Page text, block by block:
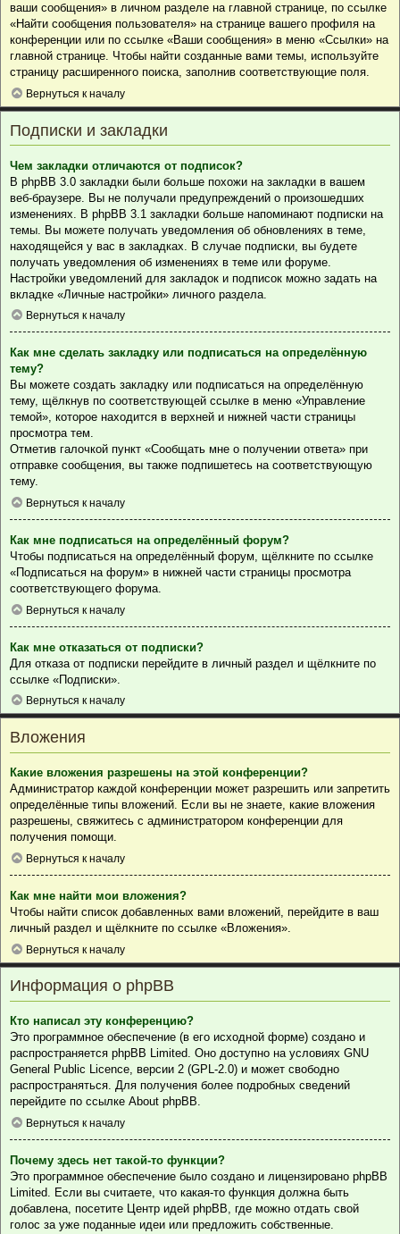
ваши сообщения» в личном разделе на главной странице, по ссылке
«Найти сообщения пользователя» на странице вашего профиля на
конференции или по ссылке «Ваши сообщения» в меню «Ссылки» на
главной странице. Чтобы найти созданные вами темы, используйте
страницу расширенного поиска, заполнив соответствующие поля.
Вернуться к началу
Подписки и закладки
Чем закладки отличаются от подписок?
В phpBB 3.0 закладки были больше похожи на закладки в вашем
веб-браузере. Вы не получали предупреждений о произошедших
изменениях. В phpBB 3.1 закладки больше напоминают подписки на
темы. Вы можете получать уведомления об обновлениях в теме,
находящейся у вас в закладках. В случае подписки, вы будете
получать уведомления об изменениях в теме или форуме.
Настройки уведомлений для закладок и подписок можно задать на
вкладке «Личные настройки» личного раздела.
Вернуться к началу
Как мне сделать закладку или подписаться на определённую
тему?
Вы можете создать закладку или подписаться на определённую
тему, щёлкнув по соответствующей ссылке в меню «Управление
темой», которое находится в верхней и нижней части страницы
просмотра тем.
Отметив галочкой пункт «Сообщать мне о получении ответа» при
отправке сообщения, вы также подпишетесь на соответствующую
тему.
Вернуться к началу
Как мне подписаться на определённый форум?
Чтобы подписаться на определённый форум, щёлкните по ссылке
«Подписаться на форум» в нижней части страницы просмотра
соответствующего форума.
Вернуться к началу
Как мне отказаться от подписки?
Для отказа от подписки перейдите в личный раздел и щёлкните по
ссылке «Подписки».
Вернуться к началу
Вложения
Какие вложения разрешены на этой конференции?
Администратор каждой конференции может разрешить или запретить
определённые типы вложений. Если вы не знаете, какие вложения
разрешены, свяжитесь с администратором конференции для
получения помощи.
Вернуться к началу
Как мне найти мои вложения?
Чтобы найти список добавленных вами вложений, перейдите в ваш
личный раздел и щёлкните по ссылке «Вложения».
Вернуться к началу
Информация о phpBB
Кто написал эту конференцию?
Это программное обеспечение (в его исходной форме) создано и
распространяется phpBB Limited. Оно доступно на условиях GNU
General Public Licence, версии 2 (GPL-2.0) и может свободно
распространяться. Для получения более подробных сведений
перейдите по ссылке About phpBB.
Вернуться к началу
Почему здесь нет такой-то функции?
Это программное обеспечение было создано и лицензировано phpBB
Limited. Если вы считаете, что какая-то функция должна быть
добавлена, посетите Центр идей phpBB, где можно отдать свой
голос за уже поданные идеи или предложить собственные.